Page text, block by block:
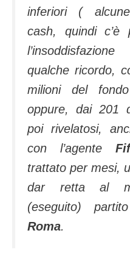
inferiori (
cash, quindi
qualche ricordo,
milioni del
oppure, dai 201
poi rivelatosi,
con l’agente
trattato per mesi,
dar retta al
(eseguito)
Roma.